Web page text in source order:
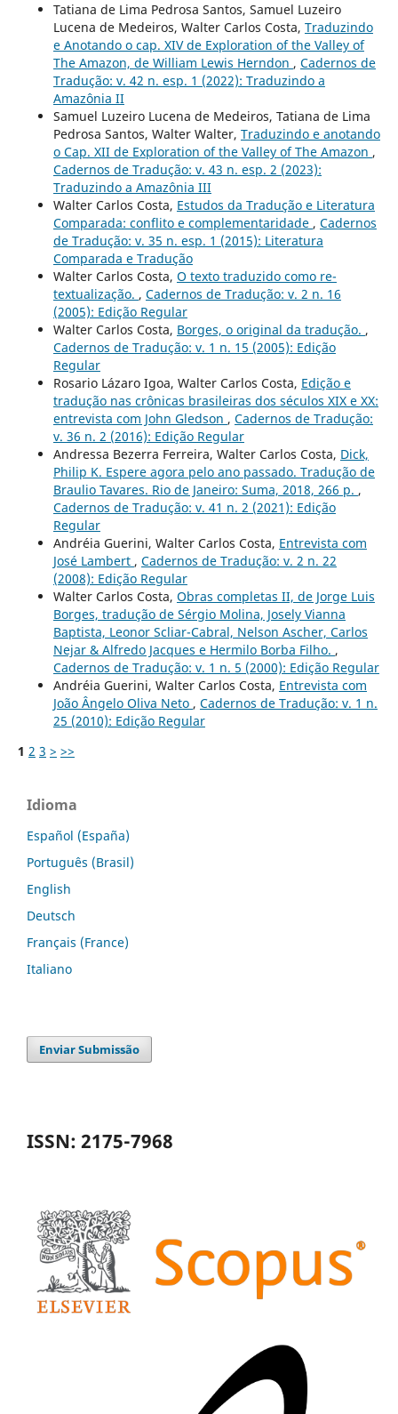
Tatiana de Lima Pedrosa Santos, Samuel Luzeiro
Lucena de Medeiros, Walter Carlos Costa, Traduzindo
e Anotando o cap. XIV de Exploration of the Valley of
The Amazon, de William Lewis Herndon , Cadernos de
Tradução: v. 42 n. esp. 1 (2022): Traduzindo a
Amazônia II
Samuel Luzeiro Lucena de Medeiros, Tatiana de Lima
Pedrosa Santos, Walter Walter, Traduzindo e anotando
o Cap. XII de Exploration of the Valley of The Amazon ,
Cadernos de Tradução: v. 43 n. esp. 2 (2023):
Traduzindo a Amazônia III
Walter Carlos Costa, Estudos da Tradução e Literatura
Comparada: conflito e complementaridade , Cadernos
de Tradução: v. 35 n. esp. 1 (2015): Literatura
Comparada e Tradução
Walter Carlos Costa, O texto traduzido como re-
textualização. , Cadernos de Tradução: v. 2 n. 16
(2005): Edição Regular
Walter Carlos Costa, Borges, o original da tradução. ,
Cadernos de Tradução: v. 1 n. 15 (2005): Edição
Regular
Rosario Lázaro Igoa, Walter Carlos Costa, Edição e
tradução nas crônicas brasileiras dos séculos XIX e XX:
entrevista com John Gledson , Cadernos de Tradução:
v. 36 n. 2 (2016): Edição Regular
Andressa Bezerra Ferreira, Walter Carlos Costa, Dick,
Philip K. Espere agora pelo ano passado. Tradução de
Braulio Tavares. Rio de Janeiro: Suma, 2018, 266 p. ,
Cadernos de Tradução: v. 41 n. 2 (2021): Edição
Regular
Andréia Guerini, Walter Carlos Costa, Entrevista com
José Lambert , Cadernos de Tradução: v. 2 n. 22
(2008): Edição Regular
Walter Carlos Costa, Obras completas II, de Jorge Luis
Borges, tradução de Sérgio Molina, Josely Vianna
Baptista, Leonor Scliar-Cabral, Nelson Ascher, Carlos
Nejar & Alfredo Jacques e Hermilo Borba Filho. ,
Cadernos de Tradução: v. 1 n. 5 (2000): Edição Regular
Andréia Guerini, Walter Carlos Costa, Entrevista com
João Ângelo Oliva Neto , Cadernos de Tradução: v. 1 n.
25 (2010): Edição Regular
1 2 3 > >>
Idioma
Español (España)
Português (Brasil)
English
Deutsch
Français (France)
Italiano
Enviar Submissão
ISSN: 2175-7968